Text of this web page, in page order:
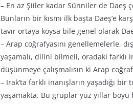
– En az Şiiler kadar Sünniler de Daeş
Bunların bir kısmı ilk başta Daeş’e
tavır ortaya koysa bile genel olarak
– Arap coğrafyasını genellemelerle,
yaşamalı, dilini bilmeli, oradaki farklı
düşünmeye çalışmalısın ki Arap
– Irak’ta farklı inanışların yaşadığı
yaşamakta. Bu gruplar yüz yıllar